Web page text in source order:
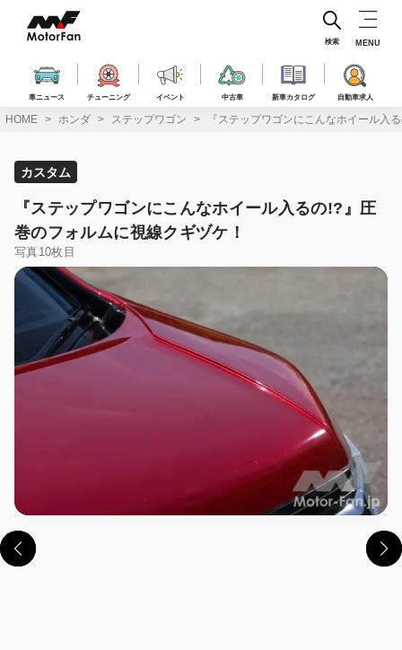
ス
車ニュース チューニング イベント 中古車 新車カタログ 自動車求人
検索 MENU
HOME ホンダ ステップワゴン 『ステップワゴンにこんなホイール入
カスタム
『ステップワゴンにこんなホイール入るの!?』圧
巻のフォルムに視線クギヅケ！
写真10枚目